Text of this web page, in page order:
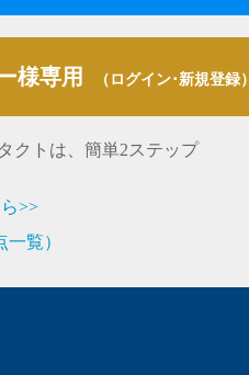
様専用 （ログイン･新規登録）
クトは、簡単2ステップ
>>
覧）